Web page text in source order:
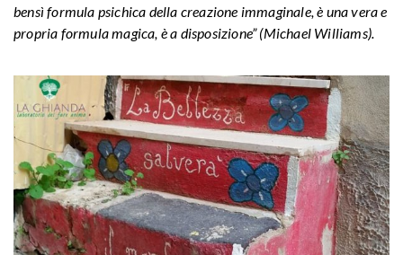
bensì formula psichica della creazione immaginale, è una vera e
propria formula magica, è a disposizione” (Michael Williams).